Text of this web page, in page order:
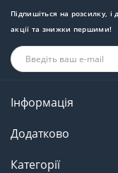
Підпишіться на розсилку, і
акції та знижки першими!
Інформація
Додатково
Категорії